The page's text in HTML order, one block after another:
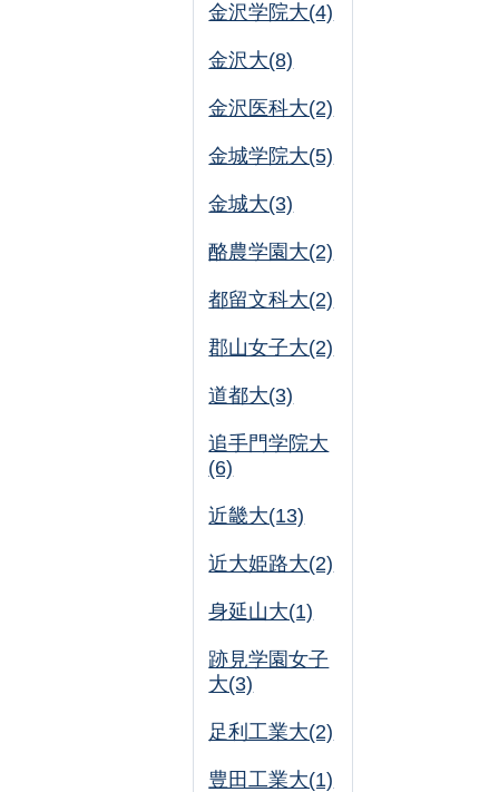
金沢学院大(4)
金沢大(8)
金沢医科大(2)
金城学院大(5)
金城大(3)
酪農学園大(2)
都留文科大(2)
郡山女子大(2)
道都大(3)
追手門学院大
(6)
近畿大(13)
近大姫路大(2)
身延山大(1)
跡見学園女子
大(3)
足利工業大(2)
豊田工業大(1)